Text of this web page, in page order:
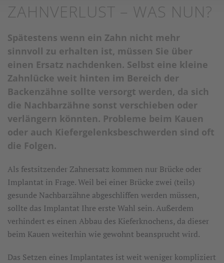
ZAHNVERLUST – WAS NUN?
Spätestens wenn ein Zahn nicht mehr
sinnvoll zu erhalten ist, müssen Sie über
einen Ersatz nachdenken. Selbst eine kleine
Zahnlücke weit hinten im Bereich der
Backenzähne sollte versorgt werden, da sich
die Nachbarzähne sonst verschieben oder
verlängern könnten. Probleme beim Kauen
oder auch Kiefergelenksbeschwerden sind oft
die Folgen.
Als festsitzender Zahnersatz kommen nur Brücke oder
Implantat in Frage. Weil bei einer Brücke zwei (teils)
gesunde Nachbarzähne abgeschliffen werden müssen,
sollte das Implantat Ihre erste Wahl sein. Außerdem
verhindert es einen Abbau des Kieferknochens, da dieser
beim Kauen weiterhin wie gewohnt beansprucht wird.
Das Setzen eines Implantates ist weit weniger kompliziert